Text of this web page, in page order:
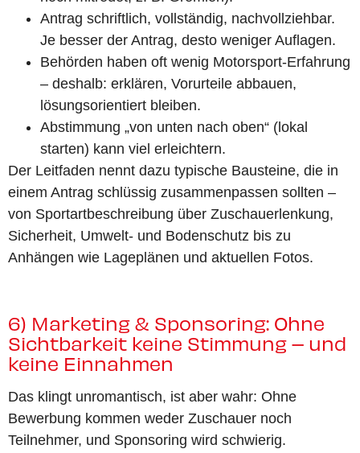
Antrag schriftlich, vollständig, nachvollziehbar.
Je besser der Antrag, desto weniger Auflagen.
Behörden haben oft wenig Motorsport-Erfahrung
– deshalb: erklären, Vorurteile abbauen,
lösungsorientiert bleiben.
Abstimmung „von unten nach oben“ (lokal
starten) kann viel erleichtern.
Der Leitfaden nennt dazu typische Bausteine, die in
einem Antrag schlüssig zusammenpassen sollten –
von Sportartbeschreibung über Zuschauerlenkung,
Sicherheit, Umwelt- und Bodenschutz bis zu
Anhängen wie Lageplänen und aktuellen Fotos.
6) Marketing & Sponsoring: Ohne
Sichtbarkeit keine Stimmung – und
keine Einnahmen
Das klingt unromantisch, ist aber wahr: Ohne
Bewerbung kommen weder Zuschauer noch
Teilnehmer, und Sponsoring wird schwierig.